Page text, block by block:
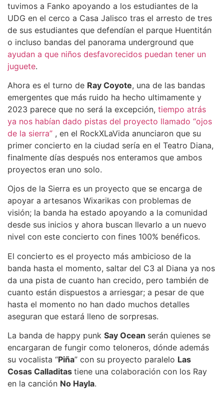
tuvimos a Fanko apoyando a los estudiantes de la
UDG en el cerco a Casa Jalisco tras el arresto de tres
de sus estudiantes que defendían el parque Huentitán
o incluso bandas del panorama underground que
ayudan a que niños desfavorecidos puedan tener un
juguete.
Ahora es el turno de Ray Coyote, una de las bandas
emergentes que más ruido ha hecho ultimamente y
2023 parece que no será la excepción, tiempo atrás
ya nos habían dado pistas del proyecto llamado “ojos
de la sierra” , en el RockXLaVida anunciaron que su
primer concierto en la ciudad sería en el Teatro Diana,
finalmente días después nos enteramos que ambos
proyectos eran uno solo.
Ojos de la Sierra es un proyecto que se encarga de
apoyar a artesanos Wixarikas con problemas de
visión; la banda ha estado apoyando a la comunidad
desde sus inicios y ahora buscan llevarlo a un nuevo
nivel con este concierto con fines 100% benéficos.
El concierto es el proyecto más ambicioso de la
banda hasta el momento, saltar del C3 al Diana ya nos
da una pista de cuanto han crecido, pero también de
cuanto están dispuestos a arriesgar; a pesar de que
hasta el momento no han dado muchos detalles
aseguran que estará lleno de sorpresas.
La banda de happy punk Say Ocean serán quienes se
encargaran de fungir como teloneros, dónde además
su vocalista “Piña” con su proyecto paralelo Las
Cosas Calladitas tiene una colaboración con los Ray
en la canción No Hayla.